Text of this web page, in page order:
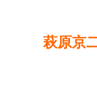
萩原京